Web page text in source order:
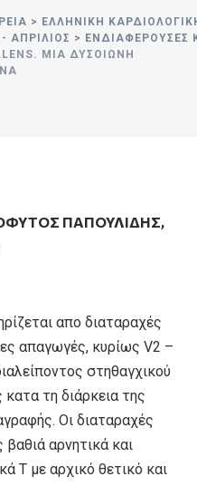
> ΕΛΛΗΝΙΚΗ
ΑΠΡΊΛΙΟΣ > ΕΝΔΙΑΦΕΡΟΥΣΕΣ
ΜΙΑ ΔΥΣΟΊΩΝΗ
ΠΑΠΟΥΛΊΔΗΣ,
απο διαταραχές
απαγωγές, κυρίως V2 –
στηθαγχικού
τη διάρκεια της
Οι διαταραχές
αρνητικά και
Τ με αρχικό θετικό και